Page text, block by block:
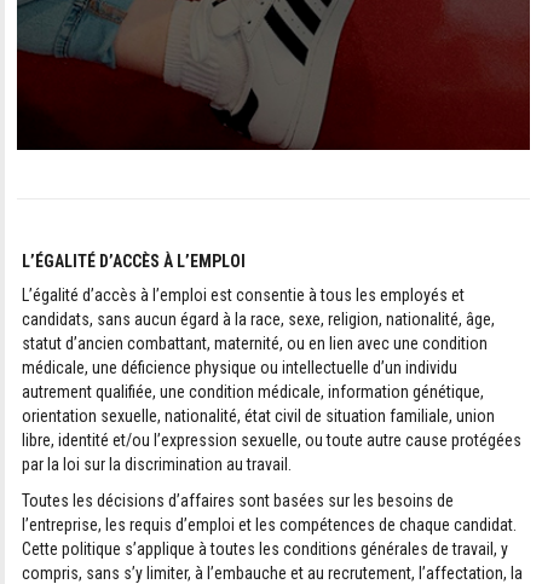
L’ÉGALITÉ D’ACCÈS À L’EMPLOI
L’égalité d’accès à l’emploi est consentie à tous les employés et
candidats, sans aucun égard à la race, sexe, religion, nationalité, âge,
statut d’ancien combattant, maternité, ou en lien avec une condition
médicale, une déficience physique ou intellectuelle d’un individu
autrement qualifiée, une condition médicale, information génétique,
orientation sexuelle, nationalité, état civil de situation familiale, union
libre, identité et/ou l’expression sexuelle, ou toute autre cause protégées
par la loi sur la discrimination au travail.
Toutes les décisions d’affaires sont basées sur les besoins de
l’entreprise, les requis d’emploi et les compétences de chaque candidat.
Cette politique s’applique à toutes les conditions générales de travail, y
compris, sans s’y limiter, à l’embauche et au recrutement, l’affectation, la